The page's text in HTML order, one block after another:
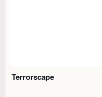
Terrorscape